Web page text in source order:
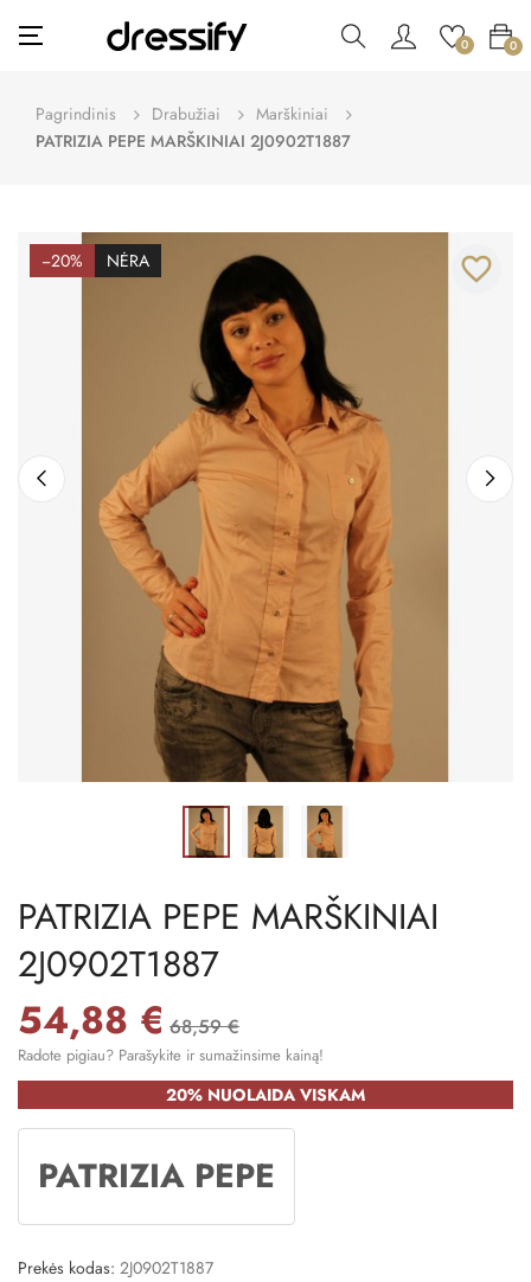
Toggle
navigation
☰ 0 0
Pagrindinis Drabužiai
Marškiniai
PATRIZIA PEPE MARŠKINIAI 2J0902T1887
−20% NĖRA favorite_border
PATRIZIA PEPE MARŠKINIAI
2J0902T1887
54,88 € 68,59 €
Radote pigiau? Parašykite ir sumažinsime kainą!
20% NUOLAIDA VISKAM
PATRIZIA PEPE
Prekės kodas: 2J0902T1887